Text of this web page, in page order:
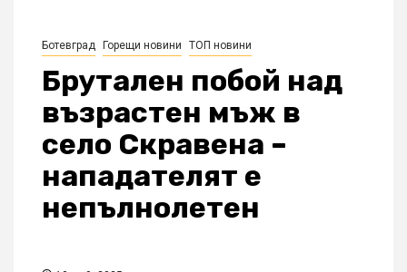
Ботевград Горещи новини ТОП новини
Брутален побой над
възрастен мъж в
село Скравена –
нападателят е
непълнолетен